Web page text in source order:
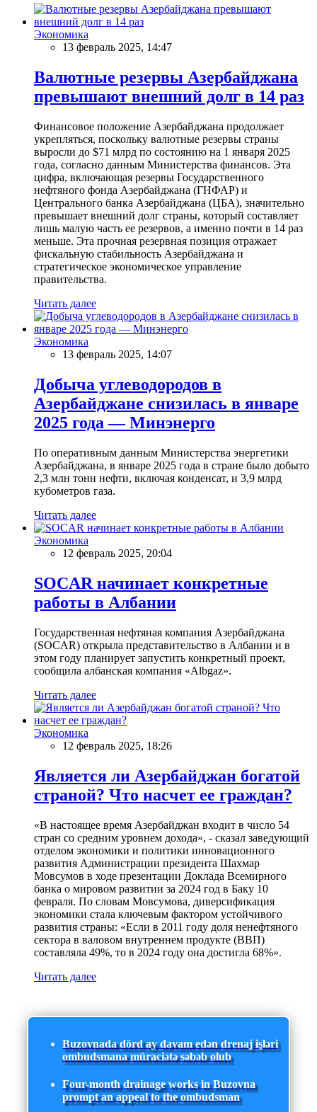
Экономика
13 февраль 2025, 14:47
Валютные резервы Азербайджана
превышают внешний долг в 14 раз
Финансовое положение Азербайджана продолжает
укрепляться, поскольку валютные резервы страны
выросли до $71 млрд по состоянию на 1 января 2025
года, согласно данным Министерства финансов. Эта
цифра, включающая резервы Государственного
нефтяного фонда Азербайджана (ГНФАР) и
Центрального банка Азербайджана (ЦБА), значительно
превышает внешний долг страны, который составляет
лишь малую часть ее резервов, а именно почти в 14 раз
меньше. Эта прочная резервная позиция отражает
фискальную стабильность Азербайджана и
стратегическое экономическое управление
правительства.
Читать далее
Экономика
13 февраль 2025, 14:07
Добыча углеводородов в
Азербайджане снизилась в январе
2025 года — Минэнерго
По оперативным данным Министерства энергетики
Азербайджана, в январе 2025 года в стране было добыто
2,3 млн тонн нефти, включая конденсат, и 3,9 млрд
кубометров газа.
Читать далее
Экономика
12 февраль 2025, 20:04
SOCAR начинает конкретные
работы в Албании
Государственная нефтяная компания Азербайджана
(SOCAR) открыла представительство в Албании и в
этом году планирует запустить конкретный проект,
сообщила албанская компания «Albgaz».
Читать далее
Экономика
12 февраль 2025, 18:26
Является ли Азербайджан богатой
страной? Что насчет ее граждан?
«В настоящее время Азербайджан входит в число 54
стран со средним уровнем дохода», - сказал заведующий
отделом экономики и политики инновационного
развития Администрации президента Шахмар
Мовсумов в ходе презентации Доклада Всемирного
банка о мировом развитии за 2024 год в Баку 10
февраля. По словам Мовсумова, диверсификация
экономики стала ключевым фактором устойчивого
развития страны: «Если в 2011 году доля ненефтяного
сектора в валовом внутреннем продукте (ВВП)
составляла 49%, то в 2024 году она достигла 68%».
Читать далее
Buzovnada dörd ay davam edən drenaj işləri
ombudsmana müraciətə səbəb olub
Four-month drainage works in Buzovna
prompt an appeal to the ombudsman